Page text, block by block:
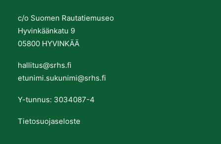
c/o Suomen Rautatiemuseo
Hyvinkäänkatu 9
05800 HYVINKÄÄ
hallitus@srhs.fi
etunimi.sukunimi@srhs.fi
Y-tunnus: 3034087-4
Tietosuojaseloste